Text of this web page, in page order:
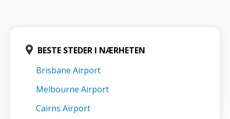
BESTE STEDER I NÆRHETEN
Brisbane Airport
Melbourne Airport
Cairns Airport